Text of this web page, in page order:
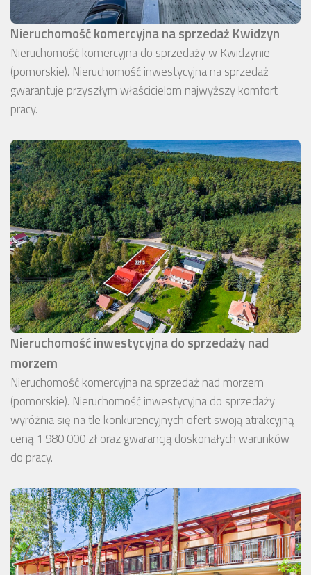
Nieruchomość komercyjna na sprzedaż Kwidzyn
Nieruchomość komercyjna do sprzedaży w Kwidzynie
(pomorskie). Nieruchomość inwestycyjna na sprzedaż
gwarantuje przyszłym właścicielom najwyższy komfort
pracy.
Nieruchomość inwestycyjna do sprzedaży nad
morzem
Nieruchomość komercyjna na sprzedaż nad morzem
(pomorskie). Nieruchomość inwestycyjna do sprzedaży
wyróżnia się na tle konkurencyjnych ofert swoją atrakcyjną
ceną 1 980 000 zł oraz gwarancją doskonałych warunków
do pracy.